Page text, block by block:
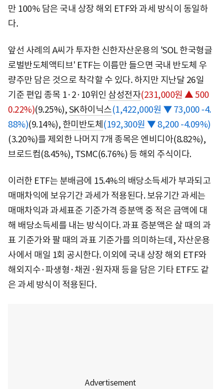
만 100% 담은 국내 상장 해외 ETF와 과세 방식이 동일하
다.
앞선 사례의 A씨가 투자한 신한자산운용의 'SOL 한국형글
로벌반도체액티브' ETF는 이름만 들으면 국내 반도체 우
량주만 담은 것으로 착각할 수 있다. 하지만 지난달 26일
기준 편입 종목 1·2·10위인 삼성전자(231,000원 ▲ 500
0.22%)(9.25%),SK하이닉스(1,422,000원 ▼ 73,000 -4.
88%)(9.14%), 한미반도체 (192,300원 ▼ 8,200 -4.09%)
(3.20%)를 제외한 나머지 7개 종목은 엔비디아(8.82%),
브로드컴(8.45%), TSMC(6.76%) 등 해외 주식이다.
이러한 ETF는 분배금에 15.4%의 배당소득세가 부과되고
매매차익에 보유기간 과세가 적용된다. 보유기간 과세는
매매차익과 과세표준 기준가격 증분액 중 적은 금액에 대
해 배당소득세를 내는 방식이다. 과표 증분액은 살 때의 과
표 기준가와 팔 때의 과표 기준가를 의미하는데, 자산운용
사에서 매일 1회 공시한다. 이외에 국내 상장 해외 ETF와
해외지수·파생형·채권·원자재 등을 담은 기타 ETF도 같
은 과세 방식이 적용된다.